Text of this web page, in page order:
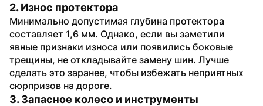
2. Износ протектора
Минимально допустимая глубина протектора
составляет 1,6 мм. Однако, если вы заметили
явные признаки износа или появились боковые
трещины, не откладывайте замену шин. Лучше
сделать это заранее, чтобы избежать неприятных
сюрпризов на дороге.
3. Запасное колесо и инструменты